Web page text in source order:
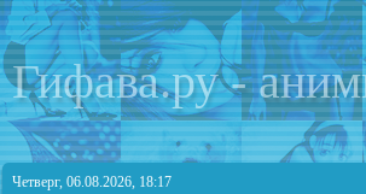
Гифава.ру -
Четверг, 06.08.2026, 18:17